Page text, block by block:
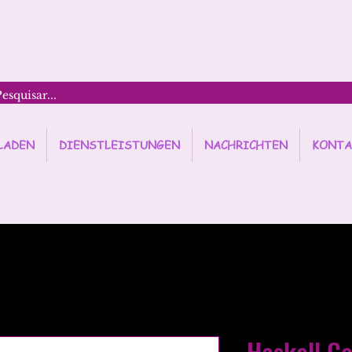
DIENSTLEISTUNGEN NACHRICHTEN